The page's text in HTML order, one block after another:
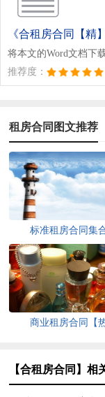
《合租房合同【精
将本文的Word文档下
推荐度：
租房合同图文推荐
标准租房合同集
商业租房合同【
【合租房合同】相